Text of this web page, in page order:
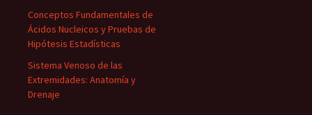
Conceptos Fundamentales de
Ácidos Nucleicos y Pruebas de
Hipótesis Estadísticas
Sistema Venoso de las
Extremidades: Anatomía y
Drenaje